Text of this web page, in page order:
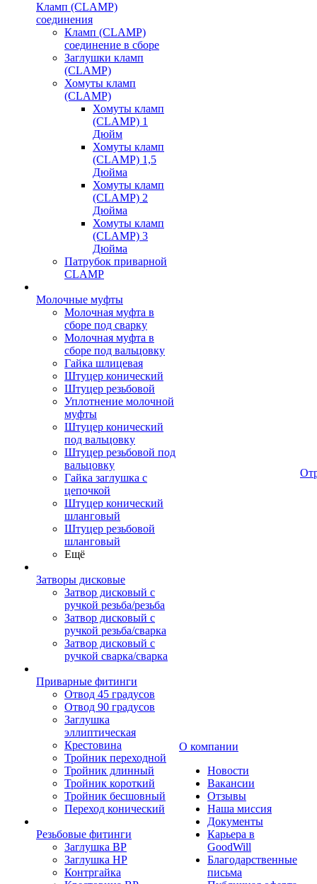
Кламп (CLAMP)
соединения
Кламп (CLAMP)
соединение в сборе
Заглушки кламп
(CLAMP)
Хомуты кламп
(CLAMP)
Хомуты кламп
(CLAMP) 1
Дюйм
Хомуты кламп
(CLAMP) 1,5
Дюйма
Хомуты кламп
(CLAMP) 2
Дюйма
Хомуты кламп
(CLAMP) 3
Дюйма
Патрубок приварной
CLAMP
Молочные муфты
Молочная муфта в
сборе под сварку
Молочная муфта в
сборе под вальцовку
Гайка шлицевая
Штуцер конический
Штуцер резьбовой
Уплотнение молочной
муфты
Штуцер конический
под вальцовку
Штуцер резьбовой под
вальцовку
Гайка заглушка с
цепочкой
Штуцер конический
шланговый
Штуцер резьбовой
шланговый
Ещё
Затворы дисковые
Затвор дисковый с
ручкой резьба/резьба
Затвор дисковый с
ручкой резьба/сварка
Затвор дисковый с
ручкой сварка/сварка
Приварные фитинги
Отвод 45 градусов
Отвод 90 градусов
Заглушка
эллиптическая
Крестовина
Тройник переходной
Тройник длинный
Тройник короткий
Тройник бесшовный
Переход конический
Резьбовые фитинги
Заглушка ВР
Заглушка НР
Контргайка
О компании
Новости
Вакансии
Отзывы
Наша миссия
Документы
Карьера в
GoodWill
Благодарственные
письма